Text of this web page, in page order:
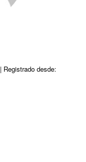
| Registrado desde: